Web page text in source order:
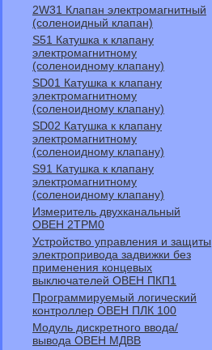
2W31 Клапан электромагнитный
(соленоидный клапан)
S51 Катушка к клапану
электромагнитному
(соленоидному клапану)
SD01 Катушка к клапану
электромагнитному
(соленоидному клапану)
SD02 Катушка к клапану
электромагнитному
(соленоидному клапану)
S91 Катушка к клапану
электромагнитному
(соленоидному клапану)
Измеритель двухканальный
ОВЕН 2ТРМ0
Устройство управления и защиты
электропривода задвижки без
применения концевых
выключателей ОВЕН ПКП1
Программируемый логический
контроллер ОВЕН ПЛК 100
Модуль дискретного ввода/
вывода ОВЕН МДВВ